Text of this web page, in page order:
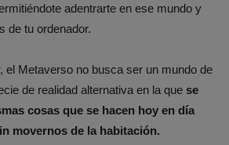
adentrarte en ese mundo y
de tu ordenador.
el Metaverso no busca ser un mundo de
de realidad alternativa en la que se
cosas que se hacen hoy en día
movernos de la habitación.